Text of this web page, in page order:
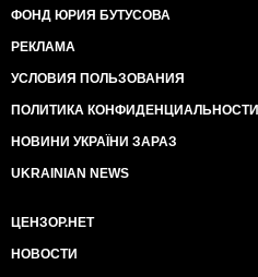
ФОНД ЮРИЯ БУТУСОВА
РЕКЛАМА
УСЛОВИЯ ПОЛЬЗОВАНИЯ
ПОЛИТИКА КОНФИДЕНЦИАЛЬНОСТИ
НОВИНИ УКРАЇНИ ЗАРАЗ
UKRAINIAN NEWS
ЦЕНЗОР.НЕТ
НОВОСТИ